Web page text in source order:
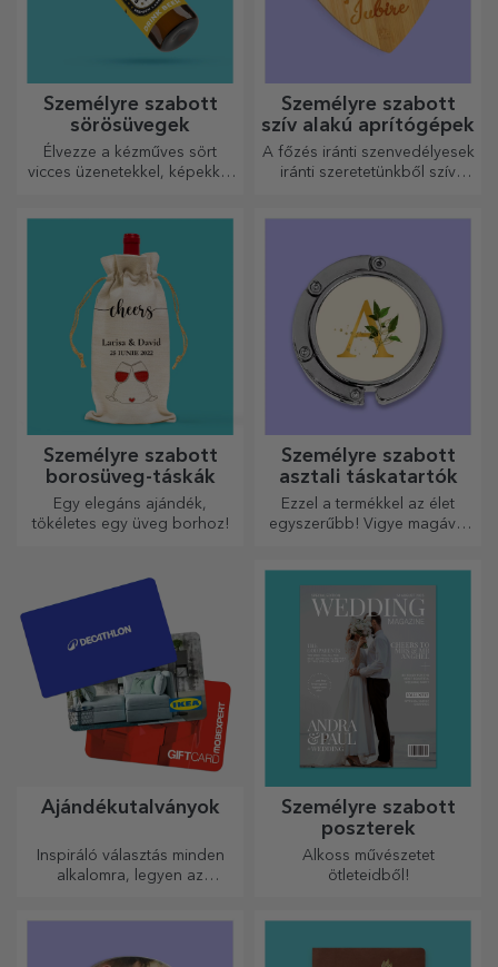
Személyre szabott
sörösüvegek
Élvezze a kézműves sört
vicces üzenetekkel, képekkel
illenek.
Személyre szabott
szív alakú aprítógépek
A főzés iránti szenvedélyesek
iránti szeretetünkből szív
Személyre szabott
borosüveg-táskák
Egy elegáns ajándék,
tökéletes egy üveg borhoz!
Személyre szabott
asztali táskatartók
Ezzel a termékkel az élet
egyszerűbb! Vigye magával
Ajándékutalványok
Inspiráló választás minden
alkalomra, legyen az
Személyre szabott
poszterek
Alkoss művészetet
ötleteidből!